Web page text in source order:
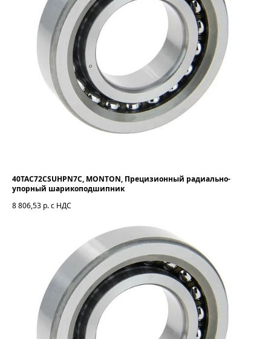
40TAC72CSUHPN7C, MONTON, Прецизионный радиально-
упорный шарикоподшипник
8 806,53 р. с НДС